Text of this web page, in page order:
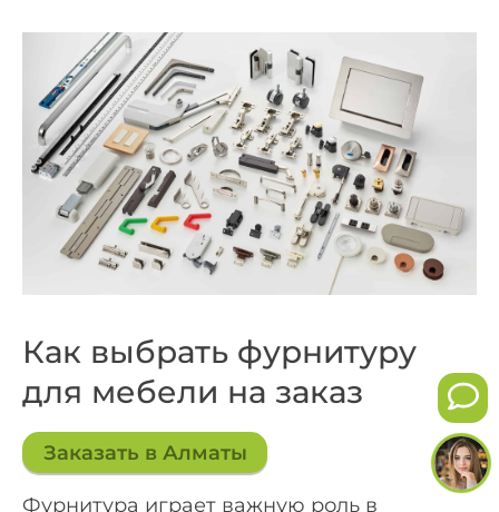
Как выбрать фурнитуру
для мебели на заказ
Заказать в Алматы
Фурнитура играет важную роль в